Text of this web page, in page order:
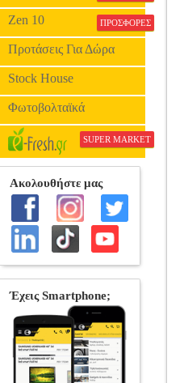
Zen 10 ΠΡΟΣΦΟΡΕΣ
Προτάσεις Για Δώρα
Stock House
Φωτοβολταϊκά
SUPER MARKET